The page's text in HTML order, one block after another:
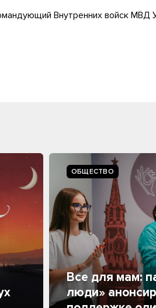
Внутренних войск МВД
ОБЩЕСТВО
Все для мам:
люди»